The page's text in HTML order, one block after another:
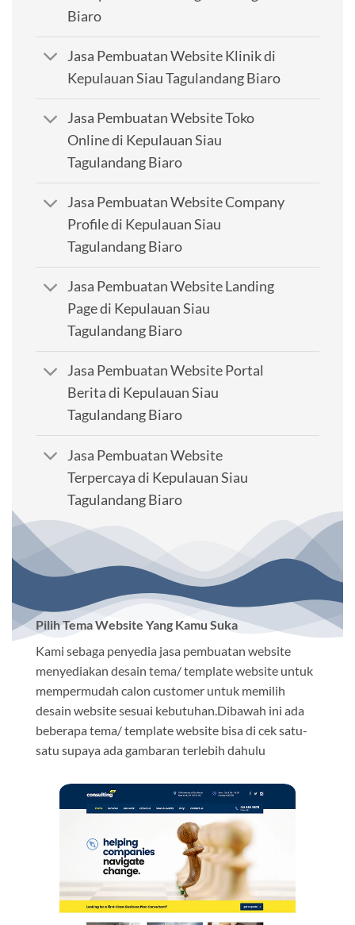
Biaro
Jasa Pembuatan Website Klinik di
Kepulauan Siau Tagulandang Biaro
Jasa Pembuatan Website Toko
Online di Kepulauan Siau
Tagulandang Biaro
Jasa Pembuatan Website Company
Profile di Kepulauan Siau
Tagulandang Biaro
Jasa Pembuatan Website Landing
Page di Kepulauan Siau
Tagulandang Biaro
Jasa Pembuatan Website Portal
Berita di Kepulauan Siau
Tagulandang Biaro
Jasa Pembuatan Website
Terpercaya di Kepulauan Siau
Tagulandang Biaro
Pilih Tema Website Yang Kamu Suka
Kami sebaga penyedia jasa pembuatan website
menyediakan desain tema/ template website untuk
mempermudah calon customer untuk memilih
desain website sesuai kebutuhan.Dibawah ini ada
beberapa tema/ template website bisa di cek satu-
satu supaya ada gambaran terlebih dahulu